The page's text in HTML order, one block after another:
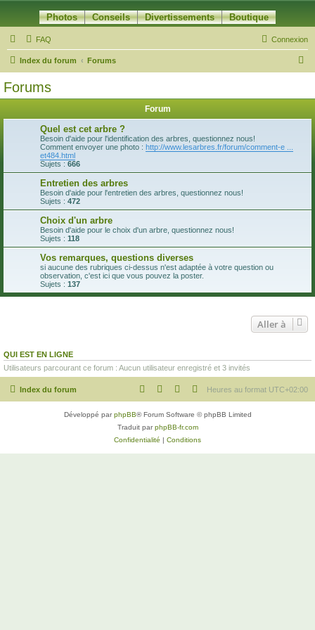
Photos Conseils Divertissements Boutique
FAQ Connexion
Index du forum Forums
r
Forums
Forum
Quel est cet arbre ?
Besoin d'aide pour l'identification des arbres, questionnez nous!
Comment envoyer une photo : http://www.lesarbres.fr/forum/comment-e ...
et484.html
Sujets : 666
Entretien des arbres
Besoin d'aide pour l'entretien des arbres, questionnez nous!
Sujets : 472
Choix d'un arbre
Besoin d'aide pour le choix d'un arbre, questionnez nous!
Sujets : 118
Vos remarques, questions diverses
si aucune des rubriques ci-dessus n'est adaptée à votre question ou
observation, c'est ici que vous pouvez la poster.
Sujets : 137
Aller à
QUI EST EN LIGNE
Utilisateurs parcourant ce forum : Aucun utilisateur enregistré et 3 invités
Index du forum Heures au format UTC+02:00
Développé parphpBB® Forum Software © phpBB Limited
Traduit parphpBB-fr.com
Confidentialité | Conditions